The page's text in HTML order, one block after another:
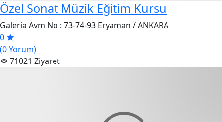
Özel Sonat Müzik Eğitim Kursu
Galeria Avm No : 73-74-93 Eryaman / ANKARA
0
(0 Yorum)
71021 Ziyaret